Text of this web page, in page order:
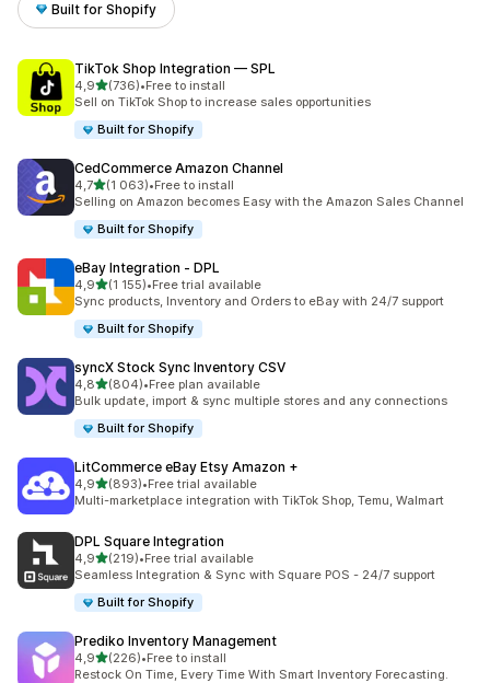
Built for Shopify
TikTok Shop Integration — SPL
4,9/ 5 tähteä
(736)
736 arvostelua yhteensä
•Free to install
Sell on TikTok Shop to increase sales opportunities
Built for Shopify
CedCommerce Amazon Channel
4,7/ 5 tähteä
(1 063)
1063 arvostelua yhteensä
•Free to install
Selling on Amazon becomes Easy with the Amazon Sales Channel
Built for Shopify
eBay Integration ‑ DPL
4,9/ 5 tähteä
(1 155)
1155 arvostelua yhteensä
•Free trial available
Sync products, Inventory and Orders to eBay with 24/7 support
Built for Shopify
syncX Stock Sync Inventory CSV
4,8/ 5 tähteä
(804)
804 arvostelua yhteensä
•Free plan available
Bulk update, import & sync multiple stores and any connections
Built for Shopify
LitCommerce eBay Etsy Amazon +
4,9/ 5 tähteä
(893)
893 arvostelua yhteensä
•Free trial available
Multi-marketplace integration with TikTok Shop, Temu, Walmart
DPL Square Integration
4,9/ 5 tähteä
(219)
219 arvostelua yhteensä
•Free trial available
Seamless Integration & Sync with Square POS - 24/7 support
Built for Shopify
Prediko Inventory Management
4,9/ 5 tähteä
(226)
226 arvostelua yhteensä
•Free to install
Restock On Time, Every Time With Smart Inventory Forecasting.